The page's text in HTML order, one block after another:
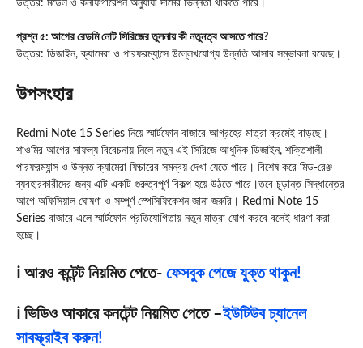
উত্তর: মডেল ও কনফিগারেশন অনুযায়ী দামের ভিন্নতা থাকতে পারে।
প্রশ্ন ৫: আগের রেডমি নোট সিরিজের তুলনায় কী নতুনত্ব আসতে পারে?
উত্তর: ডিজাইন, ক্যামেরা ও পারফরম্যান্সে উল্লেখযোগ্য উন্নতি আসার সম্ভাবনা রয়েছে।
উপসংহার
Redmi Note 15 Series নিয়ে স্মার্টফোন বাজারে আগ্রহের মাত্রা ক্রমেই বাড়ছে।
শাওমির আগের সাফল্য বিবেচনায় নিলে নতুন এই সিরিজে আধুনিক ডিজাইন, শক্তিশালী
পারফরম্যান্স ও উন্নত ক্যামেরা ফিচারের সমন্বয় দেখা যেতে পারে। বিশেষ করে মিড-রেঞ্জ
ব্যবহারকারীদের জন্য এটি একটি গুরুত্বপূর্ণ বিকল্প হয়ে উঠতে পারে।তবে চূড়ান্ত সিদ্ধান্তের
আগে অফিসিয়াল ঘোষণা ও সম্পূর্ণ স্পেসিফিকেশন জানা জরুরি। Redmi Note 15
Series বাজারে এলে স্মার্টফোন প্রতিযোগিতায় নতুন মাত্রা যোগ করবে বলেই ধারণা করা
হচ্ছে।
ℹ️ আরও কন্টেন্ট নিয়মিত পেতে- ফেসবুক পেজে যুক্ত থাকুন!
ℹ️ ভিডিও আকারে কনটেন্ট নিয়মিত পেতে –ইউটিউব চ্যানেল
সাবস্ক্রাইব করুন!